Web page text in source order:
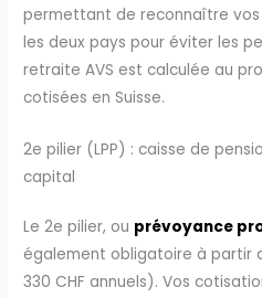
permettant de reconnaître vos
les deux pays pour éviter les
retraite AVS est calculée au
cotisées en Suisse.
2e pilier (LPP) : caisse de
capital
Le 2e pilier, ou prévoyance
également obligatoire à partir
330 CHF annuels). Vos